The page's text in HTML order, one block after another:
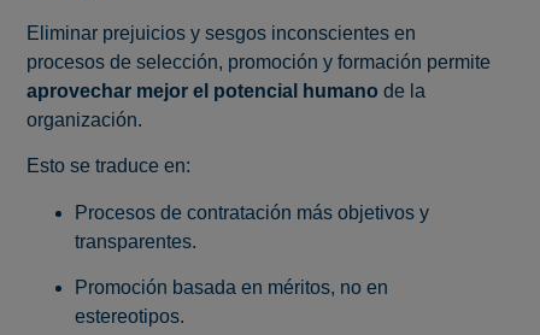
Eliminar prejuicios y sesgos inconscientes en
procesos de selección, promoción y formación permite
aprovechar mejor el potencial humano de la
organización.
Esto se traduce en:
Procesos de contratación más objetivos y
transparentes.
Promoción basada en méritos, no en
estereotipos.